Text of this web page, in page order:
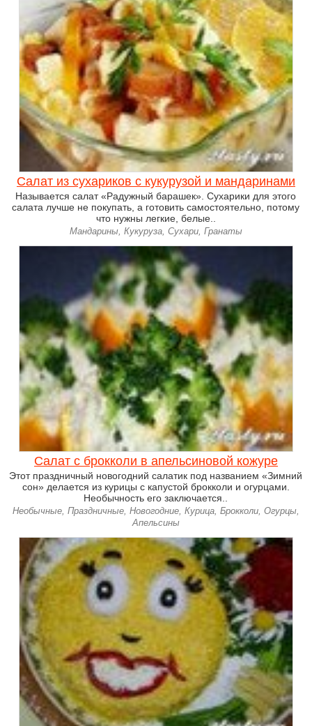
Салат из сухариков с кукурузой и мандаринами
Называется салат «Радужный барашек». Сухарики для этого
салата лучше не покупать, а готовить самостоятельно, потому
что нужны легкие, белые..
Мандарины, Кукуруза, Сухари, Гранаты
Салат с брокколи в апельсиновой кожуре
Этот праздничный новогодний салатик под названием «Зимний
сон» делается из курицы с капустой брокколи и огурцами.
Необычность его заключается..
Необычные, Праздничные, Новогодние, Курица, Брокколи, Огурцы,
Апельсины